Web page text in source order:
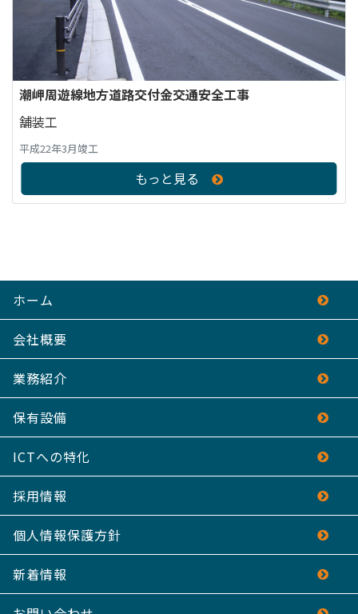
潮岬周遊線地方道路交付金交通安全工事
舗装工
平成22年3月竣工
もっと見る
ホーム
会社概要
業務紹介
保有設備
ICTへの特化
採用情報
個人情報保護方針
新着情報